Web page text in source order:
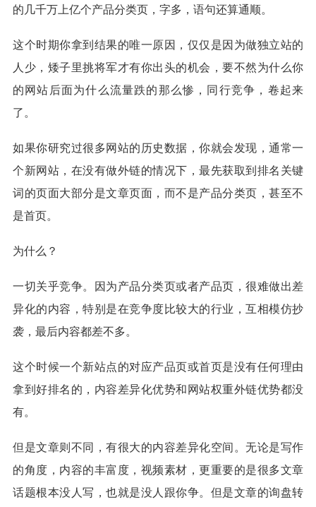
的几千万上亿个产品分类页，字多，语句还算通顺。
这个时期你拿到结果的唯一原因，仅仅是因为做独立站的
人少，矮子里挑将军才有你出头的机会，要不然为什么你
的网站后面为什么流量跌的那么惨，同行竞争，卷起来
了。
如果你研究过很多网站的历史数据，你就会发现，通常一
个新网站，在没有做外链的情况下，最先获取到排名关键
词的页面大部分是文章页面，而不是产品分类页，甚至不
是首页。
为什么？
一切关乎竞争。因为产品分类页或者产品页，很难做出差
异化的内容，特别是在竞争度比较大的行业，互相模仿抄
袭，最后内容都差不多。
这个时候一个新站点的对应产品页或首页是没有任何理由
拿到好排名的，内容差异化优势和网站权重外链优势都没
有。
但是文章则不同，有很大的内容差异化空间。无论是写作
的角度，内容的丰富度，视频素材，更重要的是很多文章
话题根本没人写，也就是没人跟你争。但是文章的询盘转